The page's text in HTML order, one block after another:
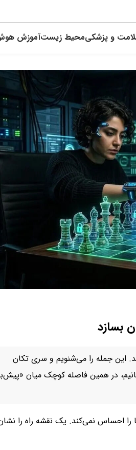
و پزشکیمحیط زیستآموزش
بسازد
این جمله را می‌شنویم و سری تکان
در همین فاصله کوچک میان
را احساس نمی‌کند. یک نقشه راه را